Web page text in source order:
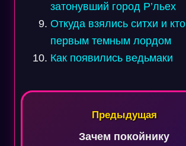
затонувший город Р’льех
Откуда взялись ситхи и
первым темным лордом
Как появились ведьмаки
Навигация
записям
Предыдущая
Зачем покойнику